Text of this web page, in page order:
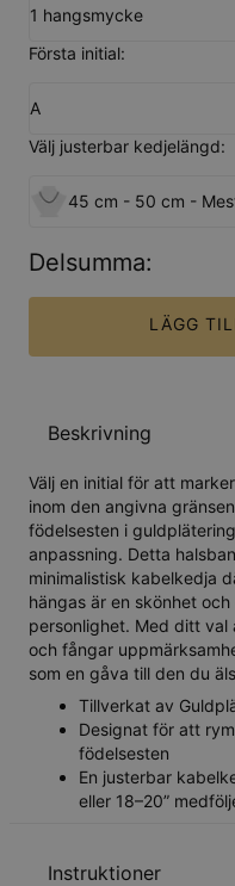
1 hangsmycke
Första initial:
A
Välj justerbar kedjelängd:
45 cm - 50 cm -
Delsumma:
LÄGG
Beskrivning
Välj en initial för att
inom den angivna
födelsesten i
anpassning. Detta
minimalistisk kabelkedja
hängas är en skönhet
personlighet. Med ditt
och fångar
som en gåva till den du
Tillverkat av
Designat för att
födelsesten
En justerbar
eller 18–20”
Instruktioner